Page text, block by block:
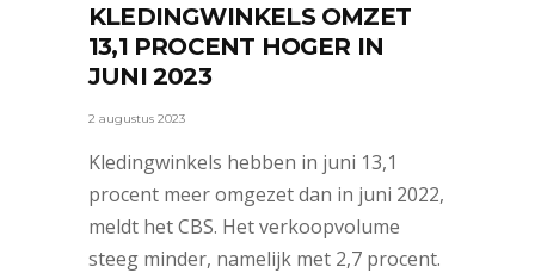
KLEDINGWINKELS OMZET
13,1 PROCENT HOGER IN
JUNI 2023
2 augustus 2023
Kledingwinkels hebben in juni 13,1
procent meer omgezet dan in juni 2022,
meldt het CBS. Het verkoopvolume
steeg minder, namelijk met 2,7 procent.